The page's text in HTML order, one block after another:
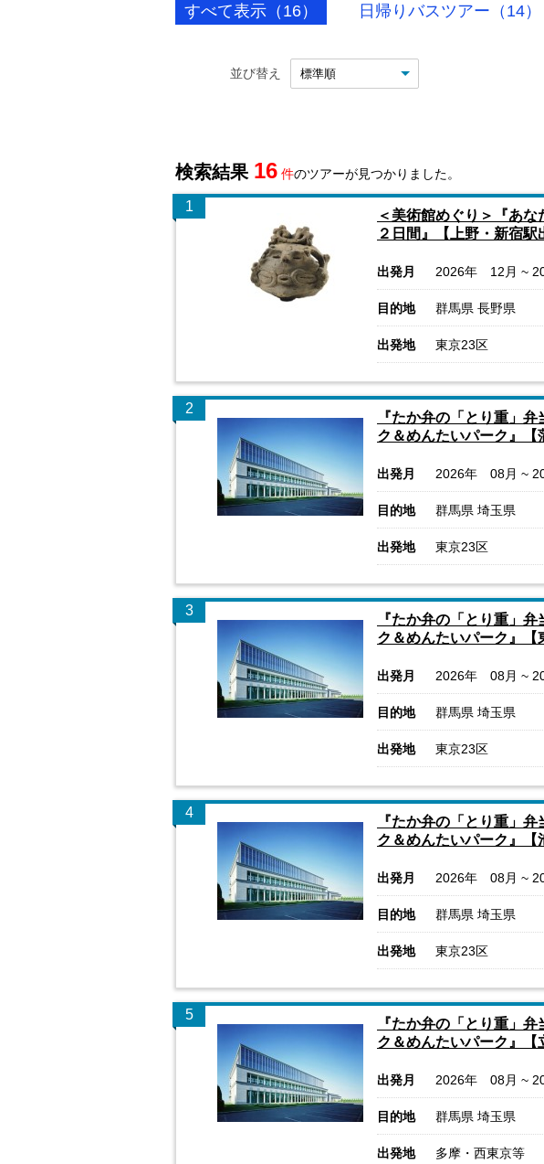
すべて表示（16） 日帰りバスツアー（14）
並び替え
検索結果 16 件のツアーが見つかりました。
1
＜美術館めぐり＞『あ
２日間』【上野・新宿駅
出発月 2026年 12月 ~
目的地 群馬県 長野県
出発地 東京23区
2
『たか弁の「とり重」
ク＆めんたいパーク』【
出発月 2026年 08月 ~
目的地 群馬県 埼玉県
出発地 東京23区
3
『たか弁の「とり重」
ク＆めんたいパーク』【
出発月 2026年 08月 ~
目的地 群馬県 埼玉県
出発地 東京23区
4
『たか弁の「とり重」
ク＆めんたいパーク』【
出発月 2026年 08月 ~
目的地 群馬県 埼玉県
出発地 東京23区
5
『たか弁の「とり重」
ク＆めんたいパーク』【
出発月 2026年 08月 ~
目的地 群馬県 埼玉県
出発地 多摩・西東京等